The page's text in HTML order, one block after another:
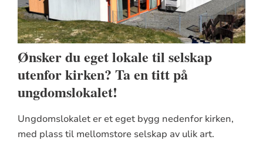
Ønsker du eget lokale til selskap
utenfor kirken? Ta en titt på
ungdomslokalet!
Ungdomslokalet er et eget bygg nedenfor kirken,
med plass til mellomstore selskap av ulik art.